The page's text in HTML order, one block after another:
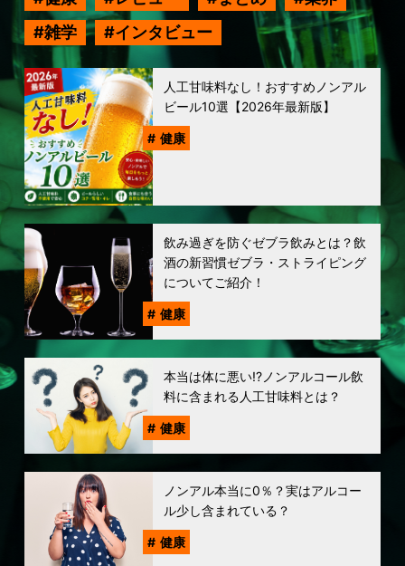
雑学
インタビュー
人工甘味料なし！おすすめノンアル
ビール10選【2026年最新版】
健康
飲み過ぎを防ぐゼブラ飲みとは？飲
酒の新習慣ゼブラ・ストライピング
についてご紹介！
健康
本当は体に悪い!?ノンアルコール飲
料に含まれる人工甘味料とは？
健康
ノンアル本当に0％？実はアルコー
ル少し含まれている？
健康